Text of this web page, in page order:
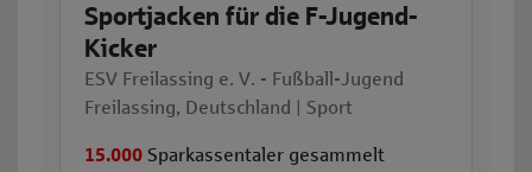
Sportjacken für die F-Jugend-
Kicker
ESV Freilassing e. V. - Fußball-Jugend
Freilassing, Deutschland | Sport
15.000 Sparkassentaler gesammelt